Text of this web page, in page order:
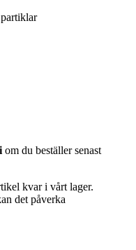
om du beställer senast
kvar i vårt lager.
det påverka